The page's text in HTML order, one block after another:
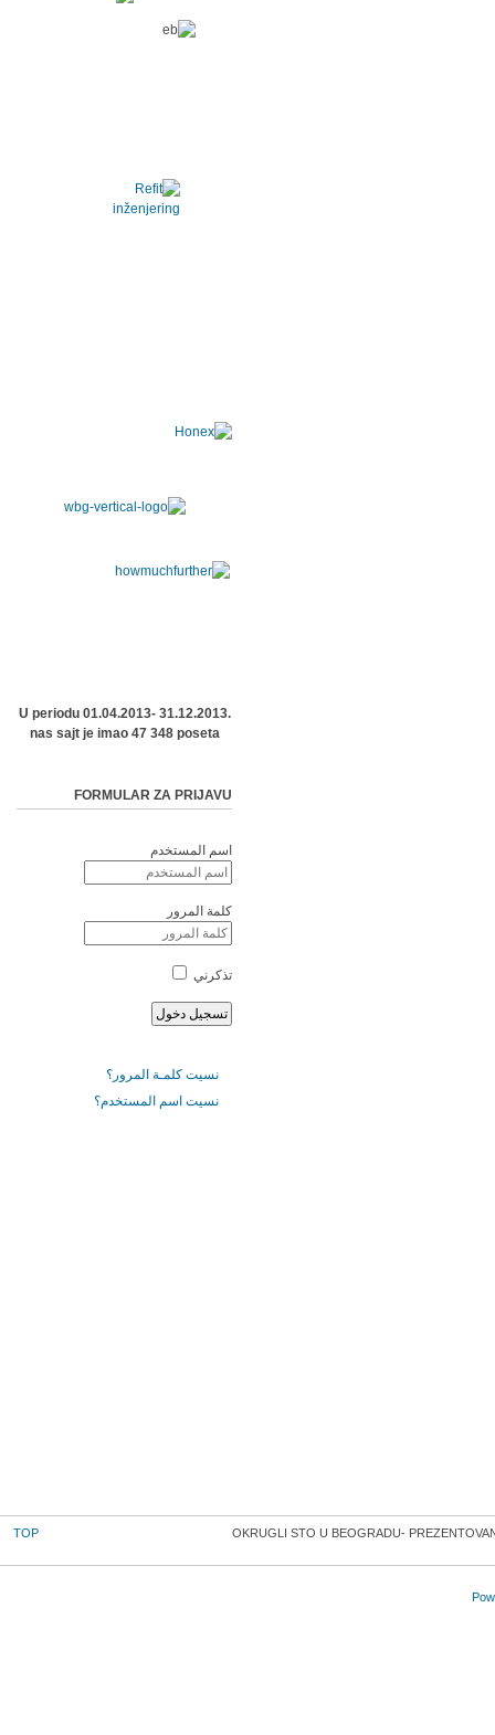
U periodu 01.04.2013- 31.12.2013.
nas sajt je imao 47 348 poseta
FORMULAR ZA PRIJAVU
اسم المستخدم
كلمة المرور
تذكرني
نسيت كلمـة المرور؟
نسيت اسم المستخدم؟
OKRUGLI STO U BEOGRADU-
TOP